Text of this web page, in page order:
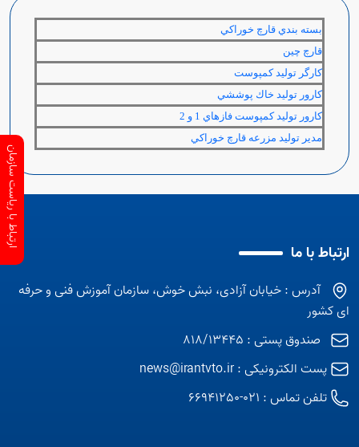
بسته بندي قارچ خوراكي
قارچ چين
كارگر توليد كمپوست
كارور توليد خاك پوششي
كارور توليد كمپوست فازهاي 1 و 2
مدير توليد مزرعه قارچ خوراكي
ارتباط با ما
آدرس : خیابان آزادی، نبش خوش، سازمان آموزش فنی و حرفه
ای کشور
صندوق پستی : 818/13445
پست الکترونیکی :news@irantvto.ir
تلفن تماس : 021-66941250
ارتباط با ریاست سازمان